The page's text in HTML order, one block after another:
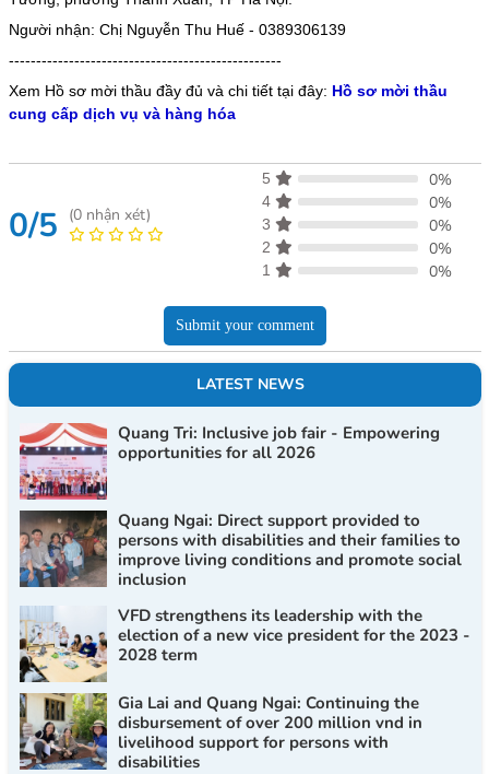
Người nhận: Chị Nguyễn Thu Huế - 0389306139
--------------------------------------------------
Xem Hồ sơ mời thầu đầy đủ và chi tiết tại đây: Hồ sơ mời thầu
cung cấp dịch vụ và hàng hóa
0/5 (0nhận xét)
5 0%
4 0%
3 0%
2 0%
1 0%
Submit your comment
LATEST NEWS
Quang Tri: Inclusive job fair - Empowering
opportunities for all 2026
Quang Ngai: Direct support provided to
persons with disabilities and their families to
improve living conditions and promote social
inclusion
VFD strengthens its leadership with the
election of a new vice president for the 2023 -
2028 term
Gia Lai and Quang Ngai: Continuing the
disbursement of over 200 million vnd in
livelihood support for persons with
disabilities